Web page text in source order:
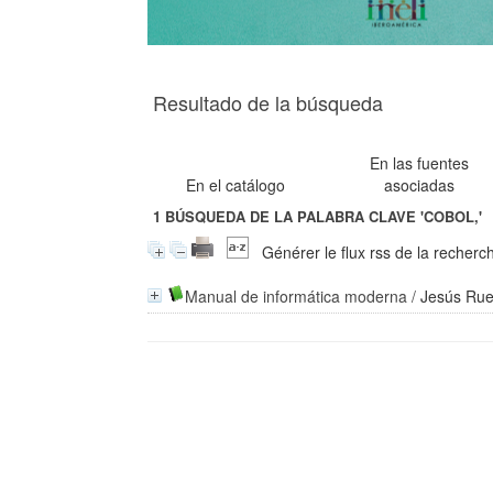
Resultado de la búsqueda
En el catálogo
En las fuentes
asociadas
1 BÚSQUEDA DE LA PALABRA CLAVE'COBOL,'
Générer le flux rss de la
Manual de informática moderna /Jesús